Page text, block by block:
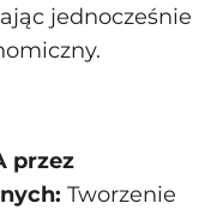
jednocześnie
przez
Tworzenie